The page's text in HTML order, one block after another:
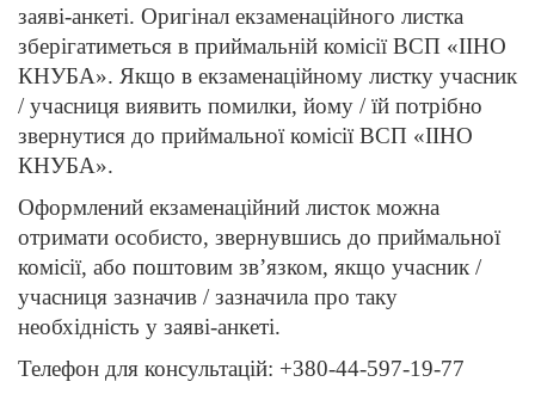
заяві-анкеті. Оригінал екзаменаційного листка
зберігатиметься в приймальній комісії ВСП «ІІНО
КНУБА». Якщо в екзаменаційному листку учасник
/ учасниця виявить помилки, йому / їй потрібно
звернутися до приймальної комісії ВСП «ІІНО
КНУБА».
Оформлений екзаменаційний листок можна
отримати особисто, звернувшись до приймальної
комісії, або поштовим зв’язком, якщо учасник /
учасниця зазначив / зазначила про таку
необхідність у заяві-анкеті.
Телефон для консультацій: +380-44-597-19-77